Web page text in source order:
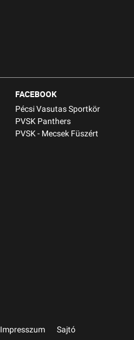
FACEBOOK
Pécsi Vasutas Sportkör
PVSK Panthers
PVSK - Mecsek Füszért
Impresszum Sajtó